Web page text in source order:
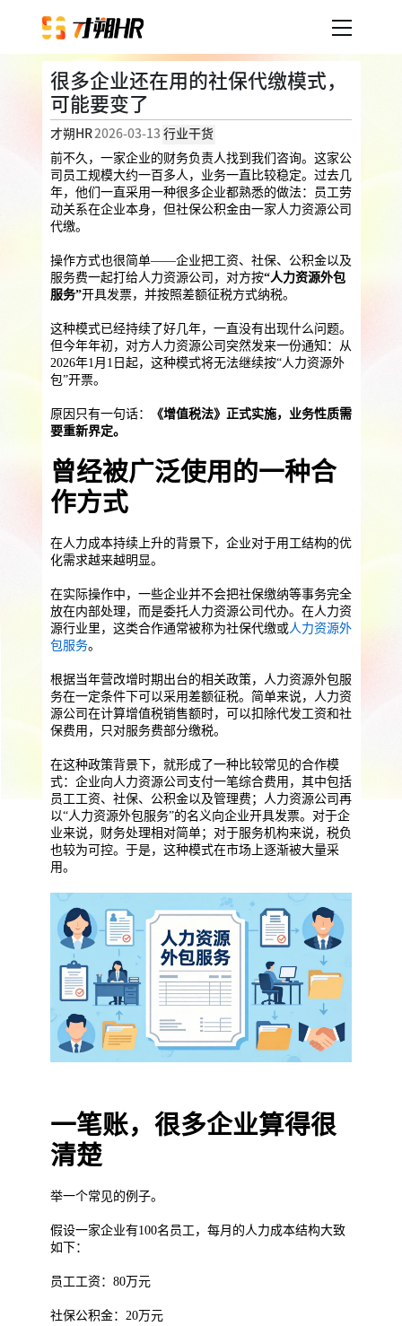
产品服务
企业人事外包
企业社保 薪税服务 劳务派遣
用工外包
员工福利
福利采购
法务咨询
提供一站式员工法务咨询
企业公益助残 残保金规划
个人社保保障业务
社保公积金缴纳 上海落户规划 海积分办理
数组营销创新业务
营销立减金 扫码营销红包 城市优惠券
服务案例
内容中心
关于才朔
联系我们
服务优势
智能工具
很多企业还在用的社保代缴模式，
可能要变了
才朔HR2026-03-13 行业干货
前不久，一家企业的财务负责人找到我们咨询。这家公
司员工规模大约一百多人，业务一直比较稳定。过去几
年，他们一直采用一种很多企业都熟悉的做法：员工劳
动关系在企业本身，但社保公积金由一家人力资源公司
代缴。
操作方式也很简单——企业把工资、社保、公积金以及
服务费一起打给人力资源公司，对方按“人力资源外包
服务”开具发票，并按照差额征税方式纳税。
这种模式已经持续了好几年，一直没有出现什么问题。
但今年年初，对方人力资源公司突然发来一份通知：从
2026年1月1日起，这种模式将无法继续按“人力资源外
包”开票。
原因只有一句话：
《增值税法》正式实施，业务性质需
要重新界定。
曾经被广泛使用的一种合
作方式
在人力成本持续上升的背景下，企业对于用工结构的优
化需求越来越明显。
在实际操作中，一些企业并不会把社保缴纳等事务完全
放在内部处理，而是委托人力资源公司代办。在人力资
源行业里，这类合作通常被称为社保代缴或人力资源外
包服务。
根据当年营改增时期出台的相关政策，人力资源外包服
务在一定条件下可以采用差额征税。简单来说，人力资
源公司在计算增值税销售额时，可以扣除代发工资和社
保费用，只对服务费部分缴税。
在这种政策背景下，就形成了一种比较常见的合作模
式：企业向人力资源公司支付一笔综合费用，其中包括
员工工资、社保、公积金以及管理费；人力资源公司再
以“人力资源外包服务”的名义向企业开具发票。对于企
业来说，财务处理相对简单；对于服务机构来说，税负
也较为可控。于是，这种模式在市场上逐渐被大量采
用。
一笔账，很多企业算得很
清楚
举一个常见的例子。
假设一家企业有100名员工，每月的人力成本结构大致
如下：
员工工资：80万元
社保公积金：20万元